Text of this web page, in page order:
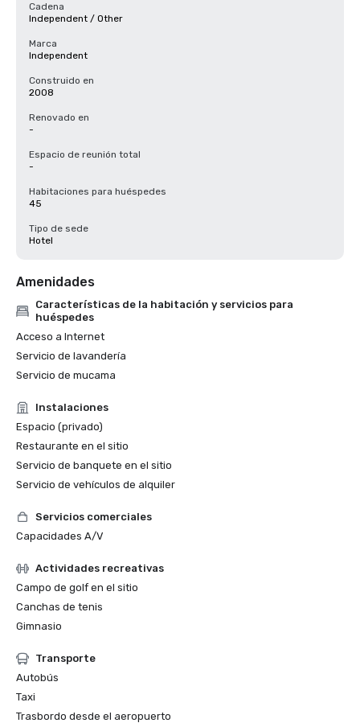
Cadena
Independent / Other
Marca
Independent
Construido en
2008
Renovado en
-
Espacio de reunión total
-
Habitaciones para huéspedes
45
Tipo de sede
Hotel
Amenidades
Características de la habitación y servicios para
huéspedes
Acceso a Internet
Servicio de lavandería
Servicio de mucama
Instalaciones
Espacio (privado)
Restaurante en el sitio
Servicio de banquete en el sitio
Servicio de vehículos de alquiler
Servicios comerciales
Capacidades A/V
Actividades recreativas
Campo de golf en el sitio
Canchas de tenis
Gimnasio
Transporte
Autobús
Taxi
Trasbordo desde el aeropuerto